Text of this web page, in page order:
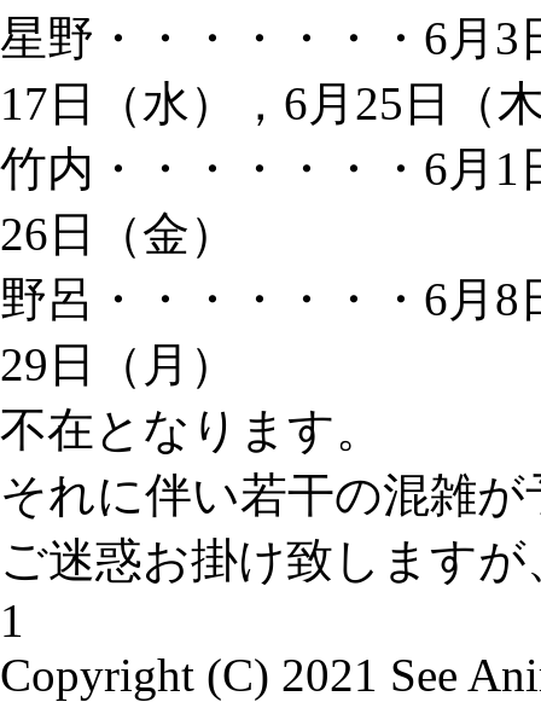
星野・・・・・・・6月3
17日（水），6月25日（
竹内・・・・・・・6月1
26日（金）
野呂・・・・・・・6月
29日（月）
不在となります。
それに伴い若干の混雑
ご迷惑お掛け致します
1
Copyright (C) 2021 See